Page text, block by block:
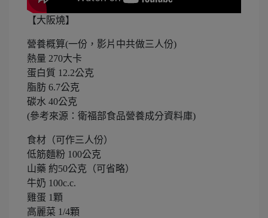
【大阪燒】
營養概算(一份，影片中共做三人份)
熱量 270大卡
蛋白質 12.2公克
脂肪 6.7公克
碳水 40公克
(參考來源：衛福部食品營養成分資料庫)
食材（可作三人份）
低筋麵粉 100公克
山藥 約50公克（可省略）
牛奶 100c.c.
雞蛋 1顆
高麗菜 1/4顆